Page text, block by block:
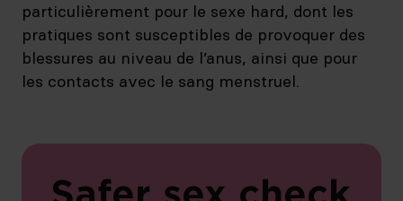
particulièrement pour le sexe hard, dont les
pratiques sont susceptibles de provoquer des
blessures au niveau de l’anus, ainsi que pour
les contacts avec le sang menstruel.